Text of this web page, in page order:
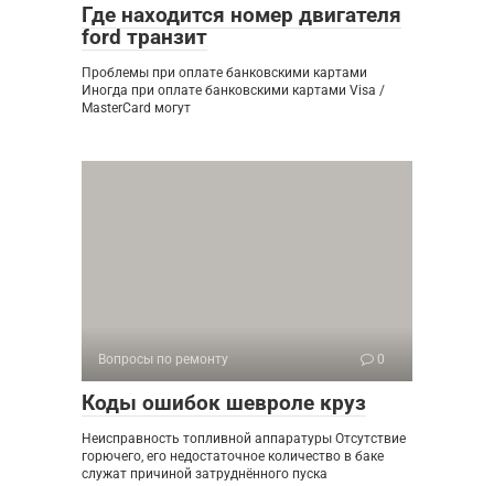
Где находится номер двигателя
ford транзит
Проблемы при оплате банковскими картами
Иногда при оплате банковскими картами Visa /
MasterCard могут
Вопросы по ремонту 0
Коды ошибок шевроле круз
Неисправность топливной аппаратуры Отсутствие
горючего, его недостаточное количество в баке
служат причиной затруднённого пуска